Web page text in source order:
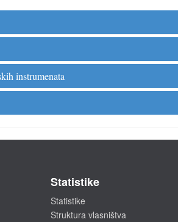
instrumenata
Statistike
Statistike
Struktura vlasništva